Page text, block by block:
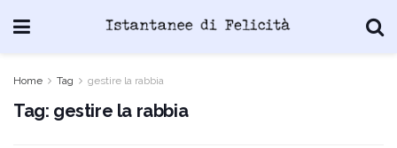
Home Tag gestire la rabbia
Tag: gestire la rabbia